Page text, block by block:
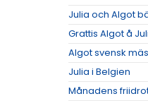
Julia och Algot
Grattis Algot å
Algot svensk
Julia i Belgien
Månadens